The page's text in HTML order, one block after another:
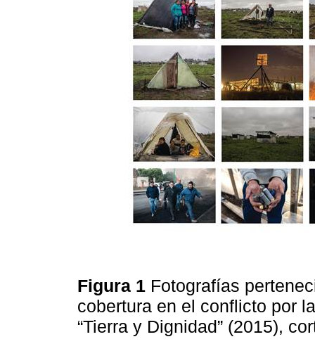
Figura 1 Fotografías
cobertura en el conflicto por
“Tierra y Dignidad” (2015),